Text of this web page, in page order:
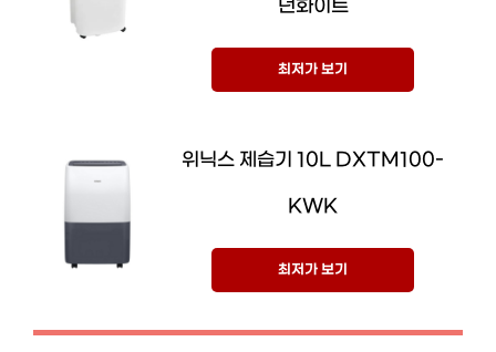
던화이트
최저가 보기
위닉스 제습기 10L DXTM100-
KWK
최저가 보기